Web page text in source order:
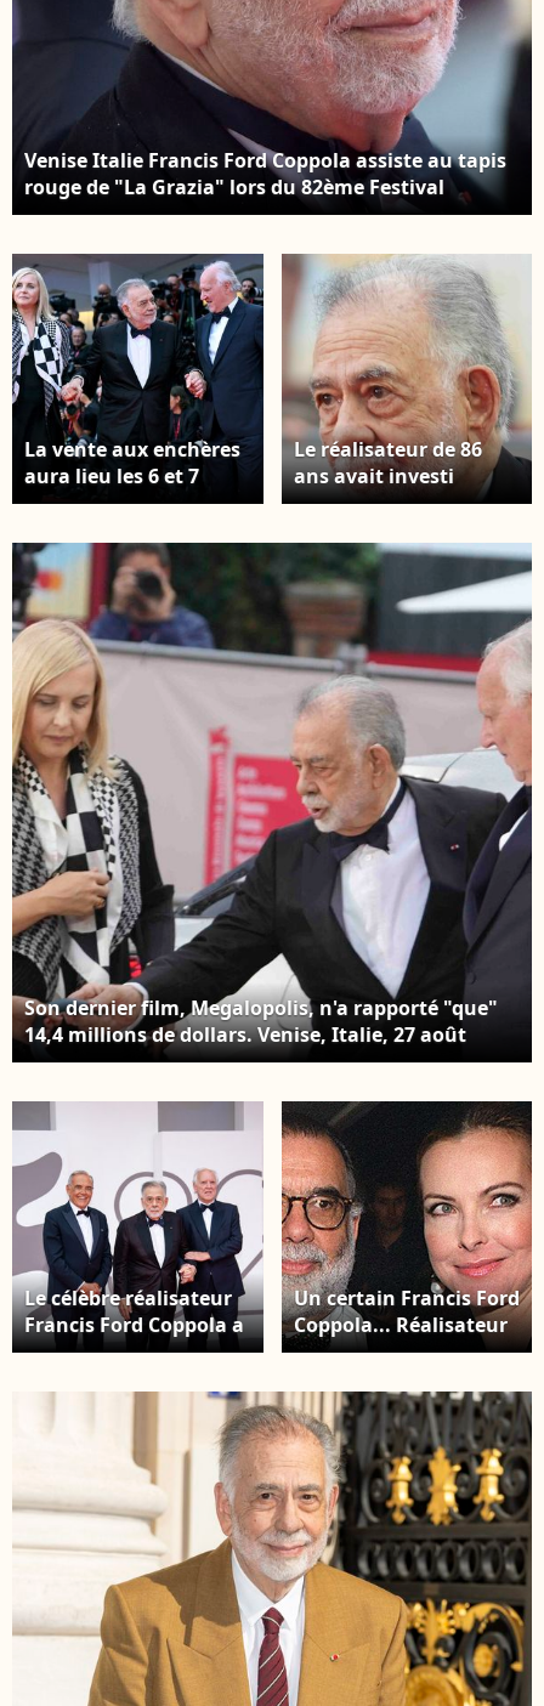
ZUMA Press /
Bestimage)
Venise Italie Francis Ford Coppola assiste au tapis
rouge de "La Grazia" lors du 82ème Festival
International du Film de Venise le 27 août 2025 à
La vente aux enchères
aura lieu les 6 et 7
décembre à New York.
Venise, Italie Lena
Herzog, directrice
américaine Francis
Ford Coppola (C) et
Werner Herzog à la
cérémonie 'La Grazia'
ANSA/ETTORE
FERRARI. (Credit
Image: © ANSA via
ZUMA Press /
Bestimage)
Le réalisateur de 86
ans avait investi
personnellement 120
pour le long métrage.
Venise, Italie, 27 août,
2025 à la cérémonie
d'ouverture du 81ème
festival international
du film de Venise,
Laurent Lairys
/PSNEWZ / Bestimage
Son dernier film, Megalopolis, n'a rapporté "que"
14,4 millions de dollars. Venise, Italie, 27 août
2025. Lena Herzog, Francis Ford Coppola et Werner
Le célèbre réalisateur
Francis Ford Coppola a
besoin d'argent.
Barbera;Francis Ford
Coppola;Werner
Herzog 82nd festival
du film de Venise Tapis
rouge ©SGPItalia
Un certain Francis Ford
Coppola... Réalisateur
du... "Parrain" ! Carole
Ford Coppola lors
d'une soirée Cerutti à
Paris en 2001